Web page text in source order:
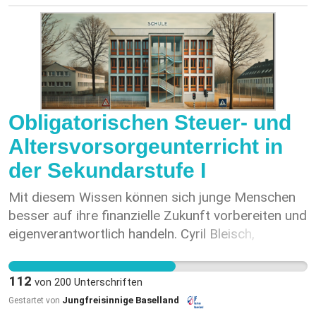
Aspekte die Entscheidungen. Diese Praxis hat
gravierende negative Auswirkungen auf das Wohl
unserer Kinder und die soziale Struktur unserer
Quartiere. Es wird zudem keine Rücksicht auf den
Schulort von Geschwistern genommen, was
Familien vor zusätzliche organisatorische
Herausforderungen stellt.
Obligatorischen Steuer- und
Altersvorsorgeunterricht in
der Sekundarstufe I
Mit diesem Wissen können sich junge Menschen
besser auf ihre finanzielle Zukunft vorbereiten und
eigenverantwortlich handeln. Cyril Bleisch,
"Es kann nicht sein, dass junge Menschen nach
der obligatorischen Schule schlecht mit Finanzen
umgehen können oder auf die Bedeutung der
112 von 200 Unterschriften
Gestartet von Jungfreisinnige Baselland